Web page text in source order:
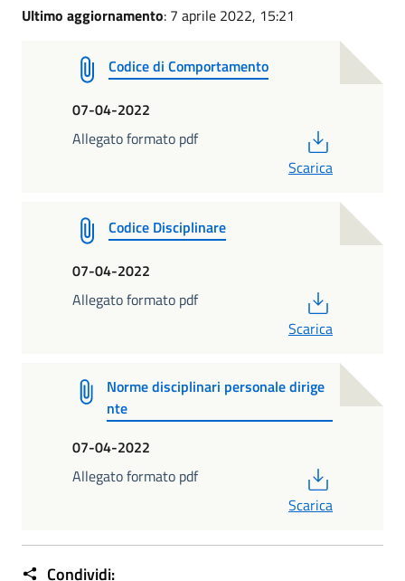
Ultimo aggiornamento: 7 aprile 2022, 15:21
Codice di Comportamento
07-04-2022
Allegato formato pdf
Scarica
Codice Disciplinare
07-04-2022
Allegato formato pdf
Scarica
Norme disciplinari personale dirige
nte
07-04-2022
Allegato formato pdf
Scarica
Condividi: